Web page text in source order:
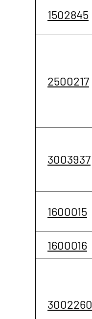
1502845
2500217
3003937
1600015
1600016
3002260